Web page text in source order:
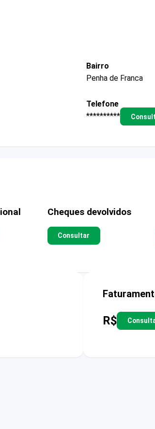
Bairro
Penha de Franca
Telefone
**********
Cheques devolvidos
Consultar
R$